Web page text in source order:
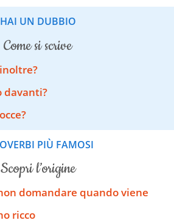
HAI UN DUBBIO
come si scrive
davanti?
PIÙ FAMOSI
scopri l’origine
domandare quando viene
ricco